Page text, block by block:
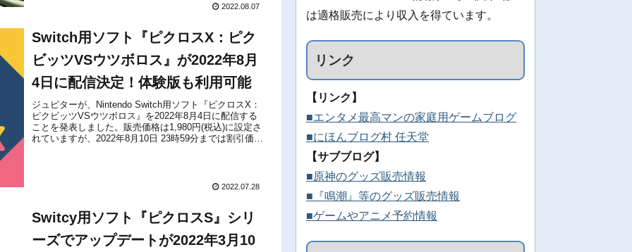
2022.08.07
Switch用ソフト『ピクロスX：ピク
ビッツVSウツボロス』が2022年8月
4日に配信決定！体験版も利用可能
ジュピターが、Nintendo Switch用ソフト『ピクロスX：
ピクビッツVSウツボロス』を2022年8月4日に配信する
ことを発表しました。販売価格は1,980円(税込)に設定さ
れていますが、2022年8月10日 23時59分までは割引価格
2022.07.28
Switcy用ソフト『ピクロスS』シリ
ーズでアップデートが2022年3月10
は適格販売により収入を得ています。
リンク
【リンク】
■エンタメ最高マンの家庭用ゲームブログ
■にほんブログ村 任天堂
【サブブログ】
■原神のグッズ販売情報
■『鳴潮』等のグッズ販売情報
■ゲームやアニメ予約情報